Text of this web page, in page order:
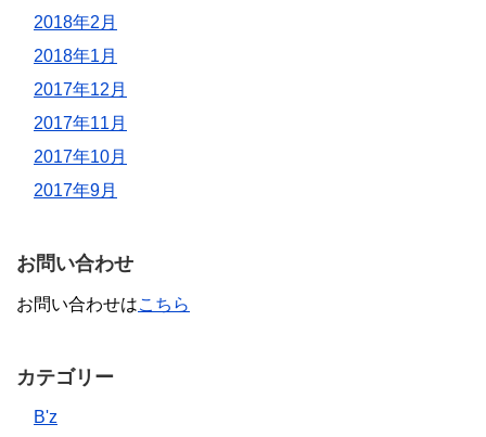
2018年2月
2018年1月
2017年12月
2017年11月
2017年10月
2017年9月
お問い合わせ
お問い合わせはこちら
カテゴリー
B'z